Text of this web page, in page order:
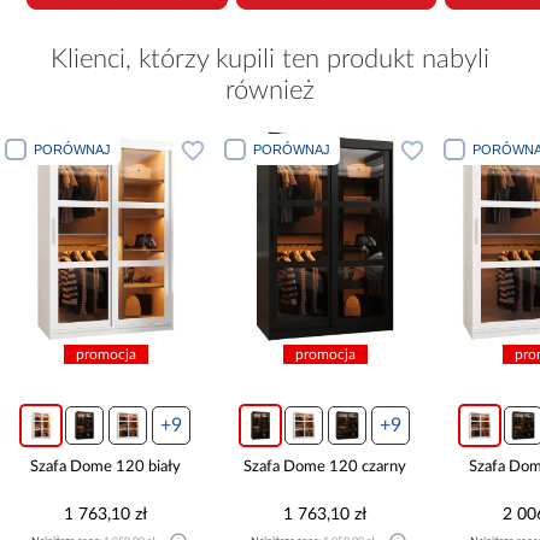
Klienci, którzy kupili ten produkt nabyli
również
PORÓWNAJ
promocja
Szafa Dome 120 czarny
1 763,10 zł
PORÓWNAJ
promocja
Szafa Dome 150 biały
2 006,10 zł
Szafa